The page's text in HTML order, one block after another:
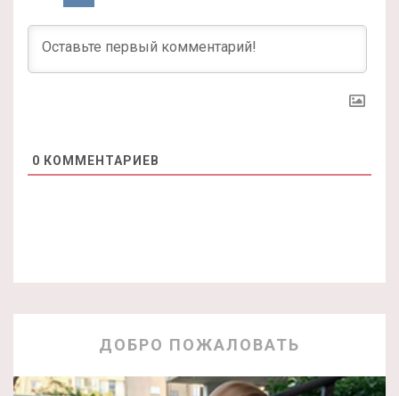
0 КОММЕНТАРИЕВ
ДОБРО ПОЖАЛОВАТЬ